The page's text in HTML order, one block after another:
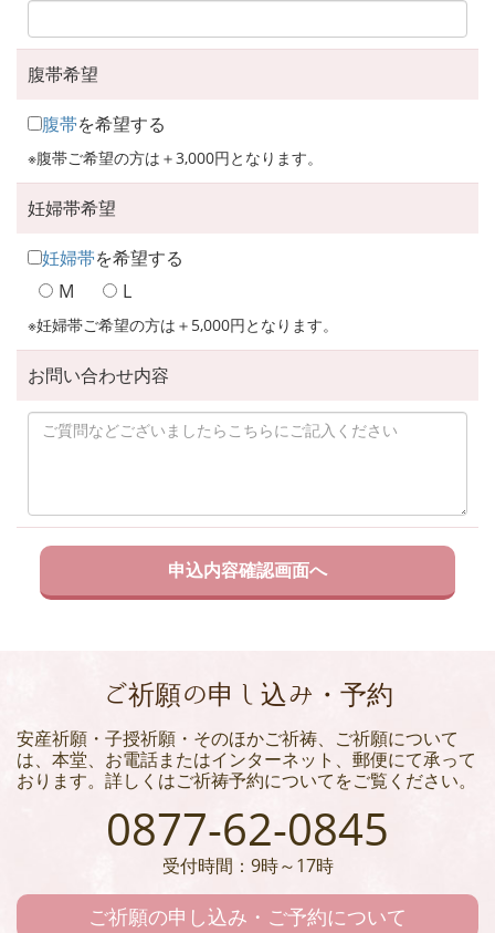
腹帯希望
腹帯を希望する
※腹帯ご希望の方は＋3,000円となります。
妊婦帯希望
妊婦帯を希望する
M
L
※妊婦帯ご希望の方は＋5,000円となります。
お問い合わせ内容
ご祈願の申し込み・予約
安産祈願・子授祈願・そのほかご祈祷、ご祈願について
は、本堂、お電話またはインターネット、郵便にて承って
おります。詳しくはご祈祷予約についてをご覧ください。
0877-62-0845
受付時間：9時～17時
ご祈願の申し込み・ご予約について